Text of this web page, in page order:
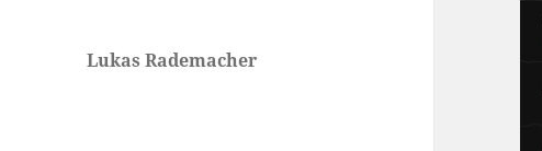
Lukas Rademacher